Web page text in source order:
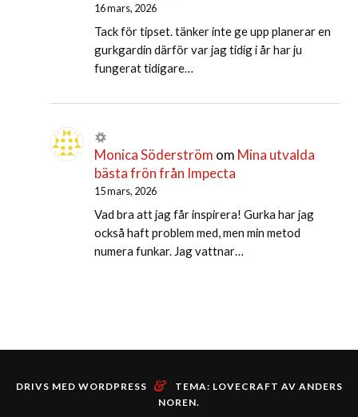
16 mars, 2026
Tack för tipset. tänker inte ge upp planerar en
gurkgardin därför var jag tidig i år har ju
fungerat tidigare…
Monica Söderström om Mina utvalda
bästa frön från Impecta
15 mars, 2026
Vad bra att jag får inspirera! Gurka har jag
också haft problem med, men min metod
numera funkar. Jag vattnar…
DRIVS MED WORDPRESS & TEMA: LOVECRAFT AV ANDERS
NOREN.